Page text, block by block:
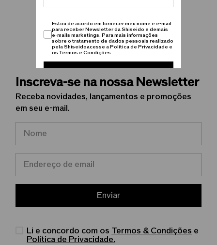
Estou de acordo em fornecer meu nome e e-mail
para receber Newsletter da Shiseido e demais
e-mails marketings. Para mais informações
sobre o tratamento de dados pessoais realizado
pela Shiseidoacesse a Política de Privacidade e
os Termos e Condições.
Inscreva-se na nossa Newsletter
Receba novidades, lançamentos e promoções
em seu e-mail.
Enviar
Li e concordo com os Termos & Condições e
Política de Privacidade.